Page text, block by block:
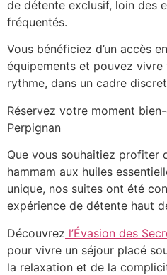
de détente exclusif, loin des
fréquentés.
Vous bénéficiez d’un accès
équipements et pouvez
rythme, dans un cadre
Réservez votre moment
Perpignan
Que vous souhaitiez profiter
hammam aux huiles
unique, nos suites ont été
expérience de détente haut
Découvrez l’Évasion des
pour vivre un séjour placé
la relaxation et de la